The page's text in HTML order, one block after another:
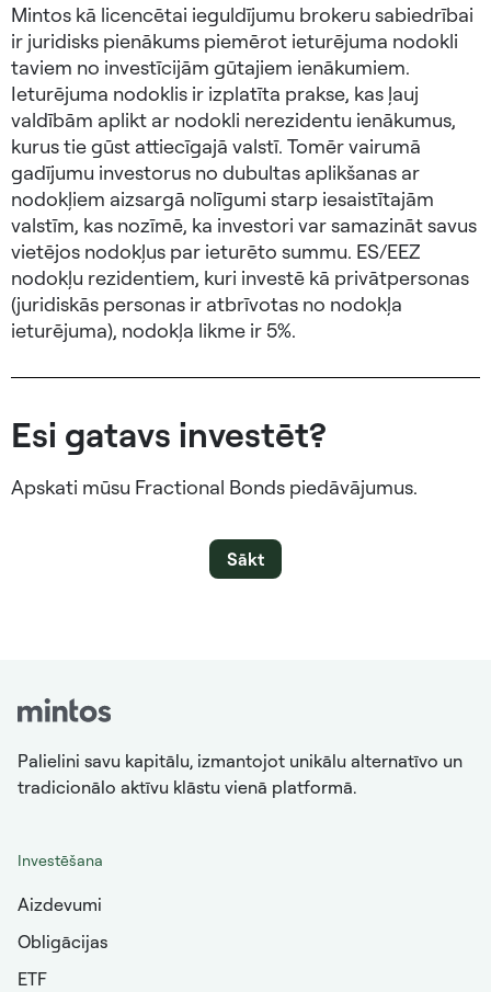
Mintos kā licencētai ieguldījumu brokeru sabiedrībai
ir juridisks pienākums piemērot ieturējuma nodokli
taviem no investīcijām gūtajiem ienākumiem.
Ieturējuma nodoklis ir izplatīta prakse, kas ļauj
valdībām aplikt ar nodokli nerezidentu ienākumus,
kurus tie gūst attiecīgajā valstī. Tomēr vairumā
gadījumu investorus no dubultas aplikšanas ar
nodokļiem aizsargā nolīgumi starp iesaistītajām
valstīm, kas nozīmē, ka investori var samazināt savus
vietējos nodokļus par ieturēto summu. ES/EEZ
nodokļu rezidentiem, kuri investē kā privātpersonas
(juridiskās personas ir atbrīvotas no nodokļa
ieturējuma), nodokļa likme ir 5%.
Esi gatavs investēt?
Apskati mūsu Fractional Bonds piedāvājumus.
Sākt
Palielini savu kapitālu, izmantojot unikālu alternatīvo un
tradicionālo aktīvu klāstu vienā platformā.
Investēšana
Aizdevumi
Obligācijas
ETF